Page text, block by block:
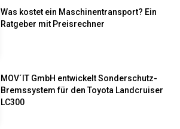
Was kostet ein Maschinentransport? Ein
Ratgeber mit Preisrechner
MOV´IT GmbH entwickelt Sonderschutz-
Bremssystem für den Toyota Landcruiser
LC300